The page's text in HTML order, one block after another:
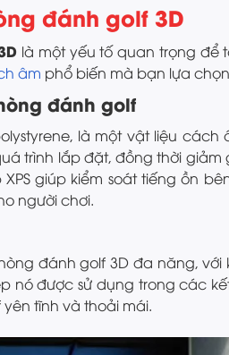
đánh golf 3D
là một yếu tố quan trọng để
âm phổ biến mà bạn lựa
đánh golf
là một vật liệu cách
trình lắp đặt, đồng thời
giúp kiểm soát tiếng ồn
người chơi.
đánh golf 3D đa năng, với
nó được sử dụng trong các
tĩnh và thoải mái.